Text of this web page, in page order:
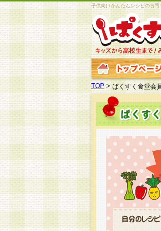
子供向けかんたんレシピの食育
TOP >ぱくすく食堂会